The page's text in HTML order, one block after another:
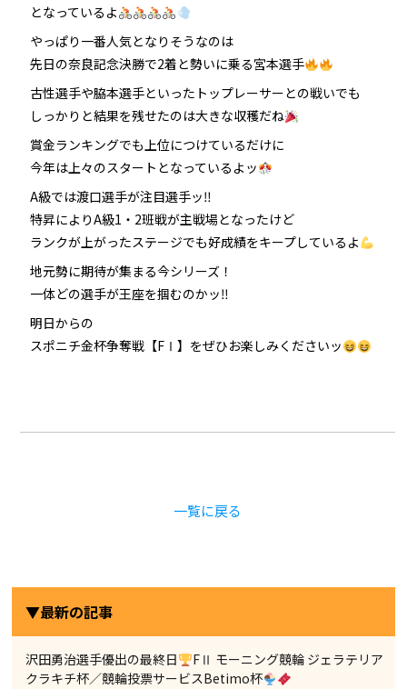
個人情報保護方針
防府競輪をお楽しみいただくために
車券の購入にのめり込む不安のある方のご相談
来場者の肖像権について
▼最新の記事
沢田勇治選手優出の最終日
FⅡ モーニング競輪 ジェラテリア
クラキチ杯／競輪投票サービスBetimo杯
となっているよ
やっぱり一番人気となりそうなのは
先日の奈良記念決勝で2着と勢いに乗る宮本選手
古性選手や脇本選手といったトップレーサーとの戦いでも
しっかりと結果を残せたのは大きな収穫だね
賞金ランキングでも上位につけているだけに
今年は上々のスタートとなっているよッ
A級では渡口選手が注目選手ッ‼
特昇によりA級1・2班戦が主戦場となったけど
ランクが上がったステージでも好成績をキープしているよ
地元勢に期待が集まる今シリーズ！
一体どの選手が王座を掴むのかッ‼
明日からの
スポニチ金杯争奪戦【FⅠ】をぜひお楽しみくださいッ
一覧に戻る